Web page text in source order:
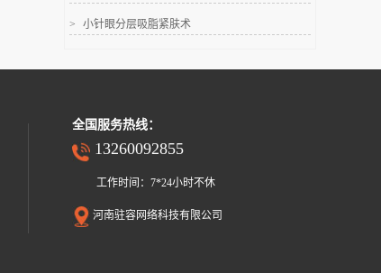
> 小针眼分层吸脂紧肤术
全国服务热线：
13260092855
工作时间：7*24小时不休
河南驻容网络科技有限公司